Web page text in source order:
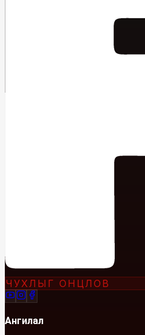
ЧУХЛЫГ ОНЦЛОВ
Ангилал